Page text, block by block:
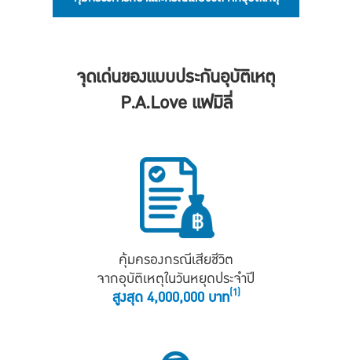
จุดเด่นของแบบประกันอุบัติเหตุ
P.A.Love แฟมิลี่
คุ้มครองกรณีเสียชีวิต
จากอุบัติเหตุในวันหยุดประจำปี
สูงสุด 4,000,000 บาท(1)